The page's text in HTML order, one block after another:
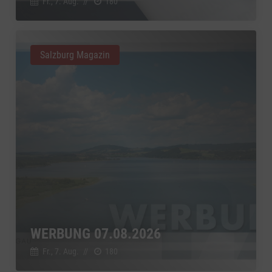
WERBUNG 07.08.2026
Salzburg Magazin